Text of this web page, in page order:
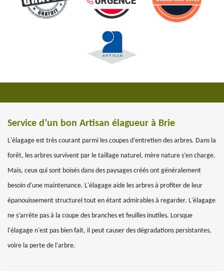
Service d’un bon Artisan élagueur à Brie
L'élagage est très courant parmi les coupes d’entretien des arbres. Dans la
forêt, les arbres survivent par le taillage naturel, mère nature s’en charge.
Mais, ceux qui sont boisés dans des paysages créés ont généralement
besoin d'une maintenance. L'élagage aide les arbres à profiter de leur
épanouissement structurel tout en étant admirables à regarder. L'élagage
ne s’arrête pas à la coupe des branches et feuilles inutiles. Lorsque
l'élagage n'est pas bien fait, il peut causer des dégradations persistantes,
voire la perte de l'arbre.